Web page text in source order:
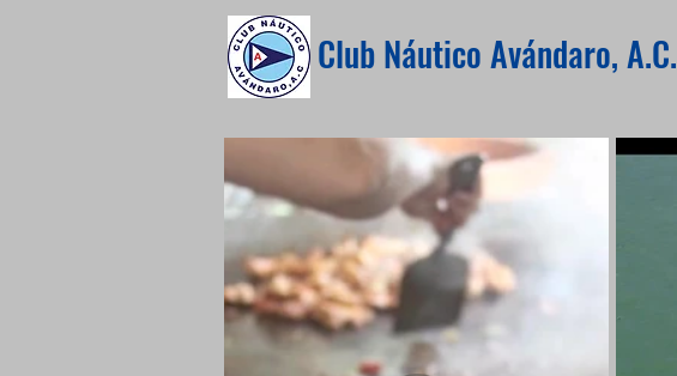
Club Náutico Avándaro, A.C.